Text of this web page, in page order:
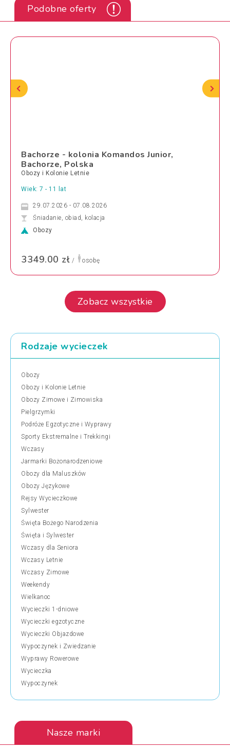
Podobne oferty
Bachorze - kolonia Komandos Junior,
Bachorze, Polska
Obozy i Kolonie Letnie
Wiek: 7 - 11 lat
29.07.2026 - 07.08.2026
Śniadanie, obiad, kolacja
Obozy
3349.00 zł / osobę
Zobacz wszystkie
Rodzaje wycieczek
Obozy
Obozy i Kolonie Letnie
Obozy Zimowe i Zimowiska
Pielgrzymki
Podróże Egzotyczne i Wyprawy
Sporty Ekstremalne i Trekkingi
Wczasy
Jarmarki Bożonarodzeniowe
Obozy dla Maluszków
Obozy Językowe
Rejsy Wycieczkowe
Sylwester
Święta Bożego Narodzenia
Święta i Sylwester
Wczasy dla Seniora
Wczasy Letnie
Wczasy Zimowe
Weekendy
Wielkanoc
Wycieczki 1-dniowe
Wycieczki egzotyczne
Wycieczki Objazdowe
Wypoczynek i Zwiedzanie
Wyprawy Rowerowe
Wycieczka
Wypoczynek
Nasze marki